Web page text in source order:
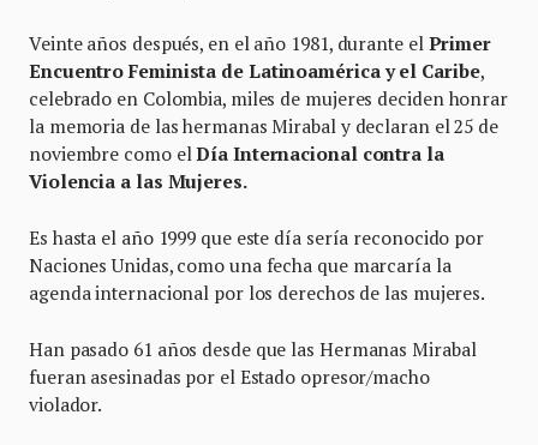
Veinte años después, en el año 1981, durante el Primer
Encuentro Feminista de Latinoamérica y el Caribe,
celebrado en Colombia, miles de mujeres deciden honrar
la memoria de las hermanas Mirabal y declaran el 25 de
noviembre como elDía Internacional contra la
Violencia a las Mujeres.
Es hasta el año 1999 que este día sería reconocido por
Naciones Unidas, como una fecha que marcaría la
agenda internacional por los derechos de las mujeres.
Han pasado 61 años desde que las Hermanas Mirabal
fueran asesinadas por el Estado opresor/macho
violador.